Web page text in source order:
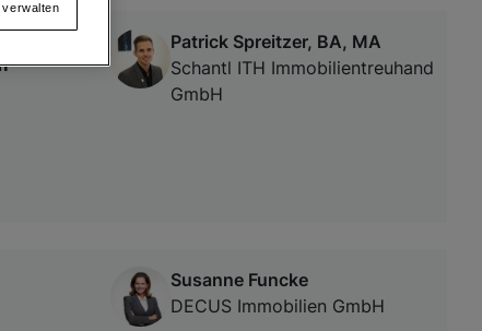
Patrick Spreitzer, BA, MA
Schantl ITH Immobilientreuhand
GmbH
Susanne Funcke
DECUS Immobilien GmbH
der
verwalten